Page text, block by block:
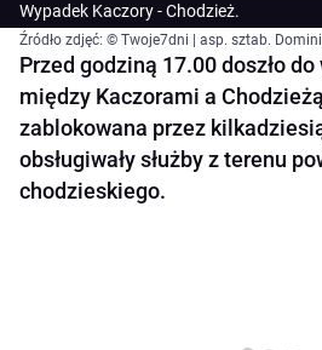
Wypadek Kaczory - Chodzież.
Źródło zdjęć: © Twoje7dni | asp. sztab.
Przed godziną 17.00 doszło
między Kaczorami a
zablokowana przez
obsługiwały służby z terenu
chodzieskiego.